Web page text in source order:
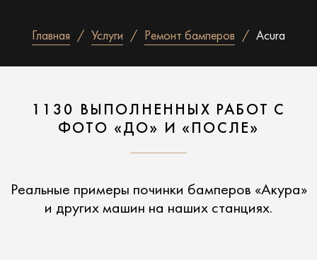
Главная Услуги Ремонт бамперов Acura
1130 ВЫПОЛНЕННЫХ РАБОТ С
ФОТО «ДО» И «ПОСЛЕ»
Реальные примеры починки бамперов «Акура»
и других машин на наших станциях.